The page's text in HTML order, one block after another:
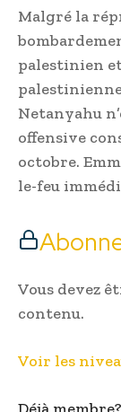
Malgré la
palestinien
Netanyahu
offensive
octobre.
le-feu
Vous devez
contenu.
Voir les